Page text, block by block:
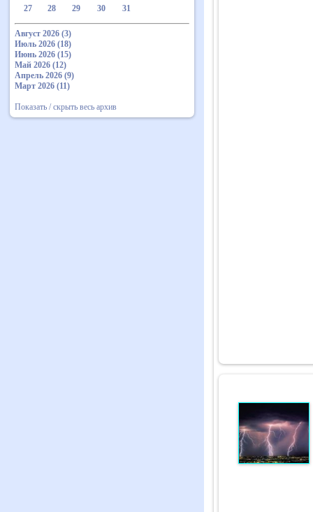
27
28 29 30 31
Август 2026 (3)
Июль 2026 (18)
Июнь 2026 (15)
Май 2026 (12)
Апрель 2026 (9)
Март 2026 (11)
Показать / скрыть весь архив